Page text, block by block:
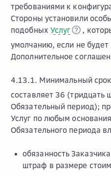
требованиями к
Стороны установили
подобных Услуг
,
умолчанию, если не будет
Дополнительное
4.13.1. Минимальный
составляет 36 (тридцать
Обязательный период);
Услуг по любым
Обязательного периода
обязанность
штраф в размере